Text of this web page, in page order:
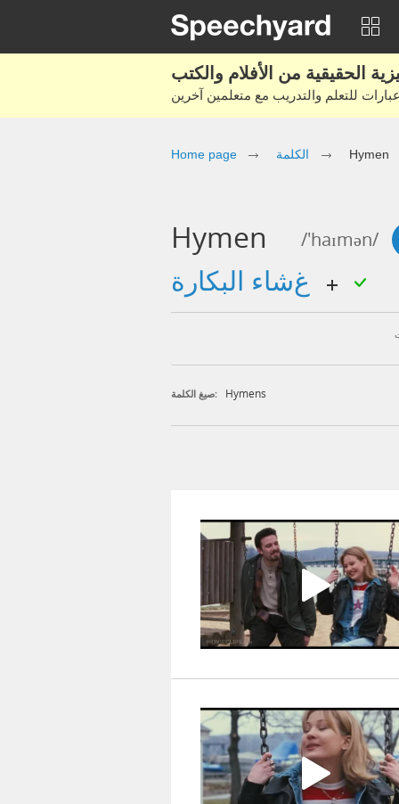
Home page الكلمة Hymen
Hymen /'haɪmən/
صيغ الكلمة: Hymens